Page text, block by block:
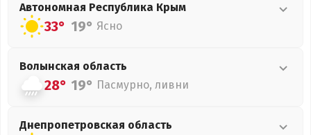
Автономная Республика Крым
33° 19° Ясно
Волынская область
28° 19° Пасмурно, ливни
Днепропетровская область